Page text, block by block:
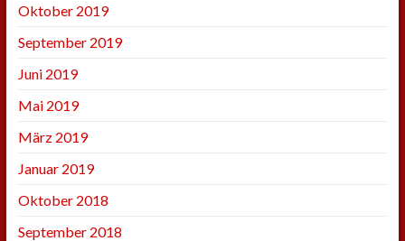
Oktober 2019
September 2019
Juni 2019
Mai 2019
März 2019
Januar 2019
Oktober 2018
September 2018